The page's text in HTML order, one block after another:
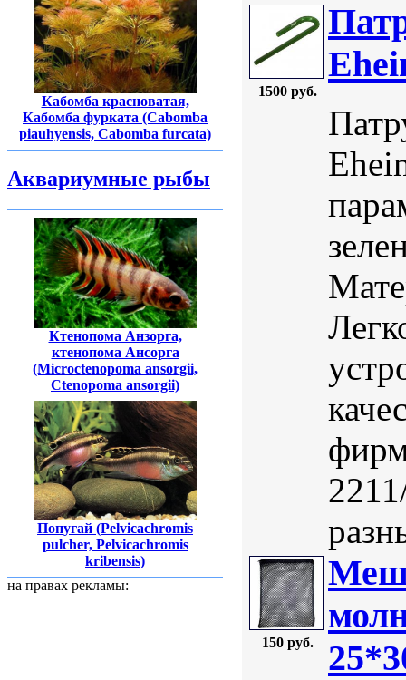
Кабомба красноватая,
Кабомба фурката (Cabomba
piauhyensis, Cabomba furcata)
Аквариумные рыбы
Ктенопома Анзорга,
ктенопома Ансорга
(Microctenopoma ansorgii,
Ctenopoma ansorgii)
Попугай (Pelvicachromis
pulcher, Pelvicachromis
kribensis)
на правах рекламы:
1500 руб.
150 руб.